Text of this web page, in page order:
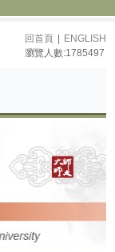
回首頁
ENGLISH
瀏覽人數:1785497